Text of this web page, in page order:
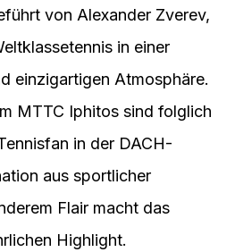
von Alexander Zverev,
in einer
einzigartigen Atmosphäre.
MTTC Iphitos sind folglich
in der DACH-
aus sportlicher
Flair macht das
Highlight.